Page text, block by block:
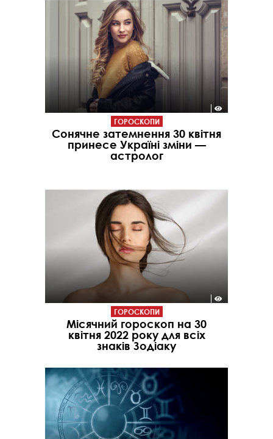
ГОРОСКОПИ
Сонячне затемнення 30 квітня
принесе Україні зміни —
астролог
ГОРОСКОПИ
Місячний гороскоп на 30
квітня 2022 року для всіх
знаків Зодіаку